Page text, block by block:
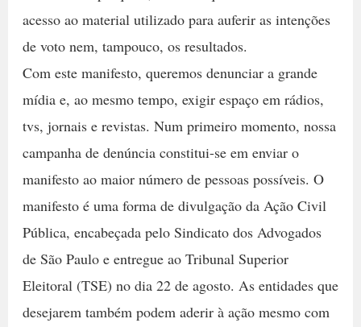
acesso ao material utilizado para auferir as intenções
de voto nem, tampouco, os resultados.
Com este manifesto, queremos denunciar a grande
mídia e, ao mesmo tempo, exigir espaço em rádios,
tvs, jornais e revistas. Num primeiro momento, nossa
campanha de denúncia constitui-se em enviar o
manifesto ao maior número de pessoas possíveis. O
manifesto é uma forma de divulgação da Ação Civil
Pública, encabeçada pelo Sindicato dos Advogados
de São Paulo e entregue ao Tribunal Superior
Eleitoral (TSE) no dia 22 de agosto. As entidades que
desejarem também podem aderir à ação mesmo com